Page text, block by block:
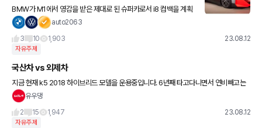
BMW가 M1에서 영감을 받은 제대로 된 슈퍼카로서 i8 컴백을 계획
하고 있답니다—i8 M으로 M 배지를 달게 됩니다!!!!! 신형 i8 M은 플
auto2063
3
10 1,903 23.08.12
자유주제
국산차 vs 외제차
지금 현재 k5 2018 하이브리드 모델을 운용중입니다. 6년째 타고다니면서 연비빼고는
주행성능에서 크게 만족감을 못느껴서 차를 새로사고 싶은 생각이들고있습니다. 근데 외
유우댕
2
15 1,947 23.08.12
자유주제